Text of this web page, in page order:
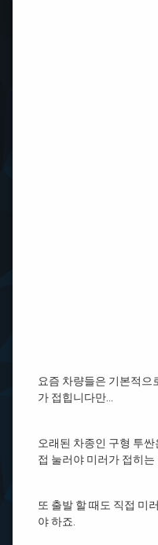
요즘 차량들은 기본적으
가 접힙니다만…
오래된 차종인 구형 투
접 눌러야 미러가 접히는
또 출발 할 때도 직접 미
야 하죠.